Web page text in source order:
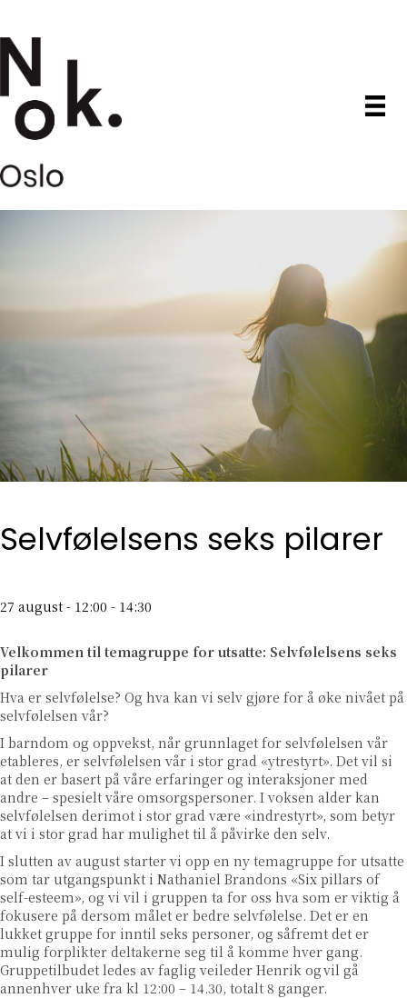
Selvfølelsens seks pilarer
27 august - 12:00 - 14:30
Velkommen til temagruppe for utsatte: Selvfølelsens seks
pilarer
Hva er selvfølelse? Og hva kan vi selv gjøre for å øke nivået på
selvfølelsen vår?
I barndom og oppvekst, når grunnlaget for selvfølelsen vår
etableres, er selvfølelsen vår i stor grad «ytrestyrt». Det vil si
at den er basert på våre erfaringer og interaksjoner med
andre – spesielt våre omsorgspersoner. I voksen alder kan
selvfølelsen derimot i stor grad være «indrestyrt», som betyr
at vi i stor grad har mulighet til å påvirke den selv.
I slutten av august starter vi opp en ny temagruppe for utsatte
som tar utgangspunkt i Nathaniel Brandons «Six pillars of
self-esteem», og vi vil i gruppen ta for oss hva som er viktig å
fokusere på dersom målet er bedre selvfølelse. Det er en
lukket gruppe for inntil seks personer, og såfremt det er
mulig forplikter deltakerne seg til å komme hver gang.
Gruppetilbudet ledes av faglig veileder Henrik og vil gå
annenhver uke fra kl 12:00 – 14.30, totalt 8 ganger.